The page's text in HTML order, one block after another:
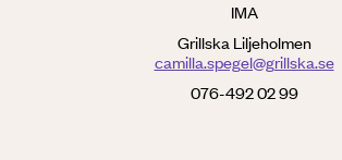
IMA
Grillska Liljeholmen
camilla.spegel@grillska.se
076-492 02 99